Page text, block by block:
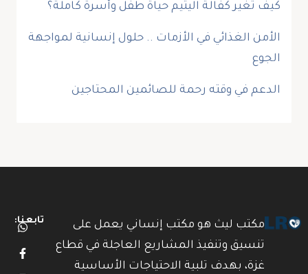
كيف تغير كفالة اليتيم حياة طفل وأسرة كاملة؟
الأمن الغذائي في الأزمات .. حلول إنسانية لمواجهة
الجوع
الدعم في وقته رحمة للصائمين المحتاجين
مكتب ليث هو مكتب إنساني يعمل على
تنسيق وتنفيذ المشاريع العاجلة في قطاع
غزة، بهدف تلبية الاحتياجات الأساسية
تابعنا: